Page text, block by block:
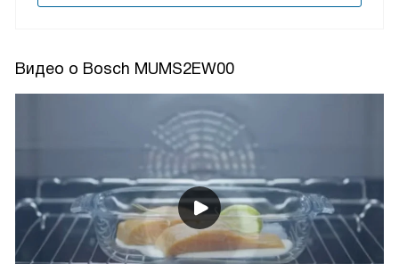
Видео о Bosch MUMS2EW00